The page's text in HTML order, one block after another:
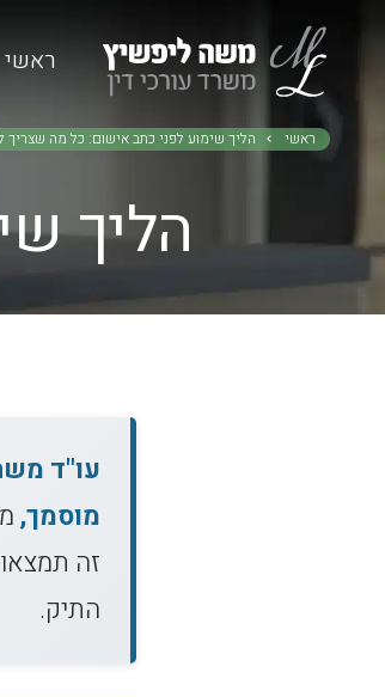
ראשי
ראשי הליך שימוע לפני כתב אישום: כל מה שצריך
הליך
מוסמך,
זה
התיק.